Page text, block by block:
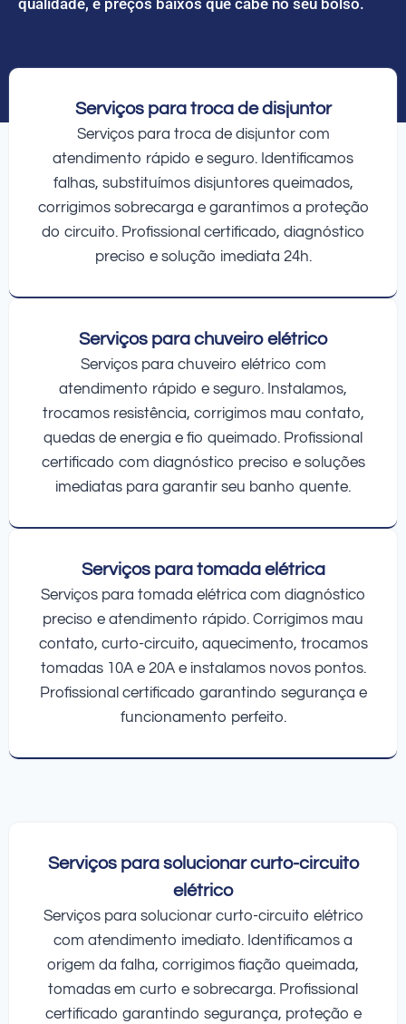
Serviços para troca de disjuntor
Serviços para troca de disjuntor com
atendimento rápido e seguro. Identificamos
falhas, substituímos disjuntores queimados,
corrigimos sobrecarga e garantimos a proteção
do circuito. Profissional certificado, diagnóstico
preciso e solução imediata 24h.
Serviços para chuveiro elétrico
Serviços para chuveiro elétrico com
atendimento rápido e seguro. Instalamos,
trocamos resistência, corrigimos mau contato,
quedas de energia e fio queimado. Profissional
certificado com diagnóstico preciso e soluções
imediatas para garantir seu banho quente.
Serviços para tomada elétrica
Serviços para tomada elétrica com diagnóstico
preciso e atendimento rápido. Corrigimos mau
contato, curto-circuito, aquecimento, trocamos
tomadas 10A e 20A e instalamos novos pontos.
Profissional certificado garantindo segurança e
funcionamento perfeito.
Serviços para solucionar curto-circuito
elétrico
Serviços para solucionar curto-circuito elétrico
com atendimento imediato. Identificamos a
origem da falha, corrigimos fiação queimada,
tomadas em curto e sobrecarga. Profissional
certificado garantindo segurança, proteção e